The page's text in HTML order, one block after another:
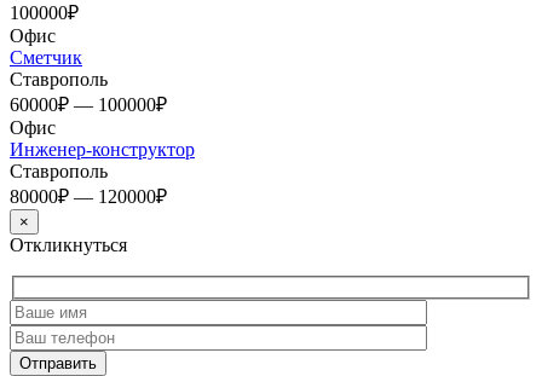
100000₽
Офис
Сметчик
Ставрополь
60000₽ — 100000₽
Офис
Инженер-конструктор
Ставрополь
80000₽ — 120000₽
×
Откликнуться